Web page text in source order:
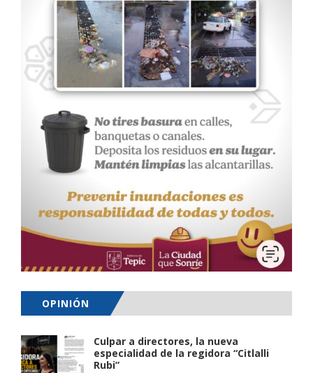
OPINIÓN
Culpar a directores, la nueva
especialidad de la regidora “Citlalli
Rubi”